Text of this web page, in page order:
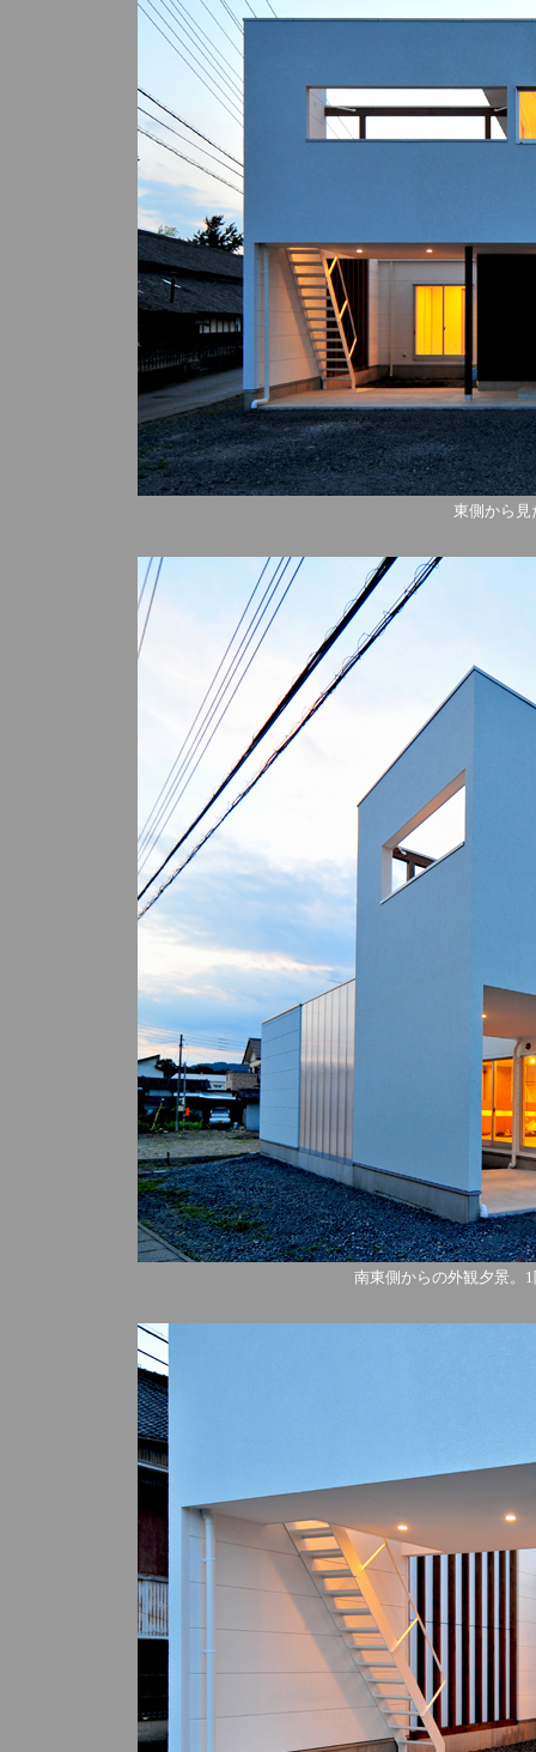
東側から見
南東側からの外観夕景。